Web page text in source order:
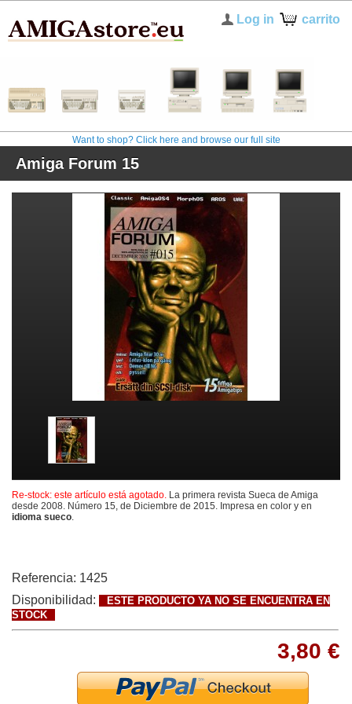
carrito
Log in
Want to shop? Click here and browse our full site
Amiga Forum 15
Re-stock: este artículo está agotado. La primera revista Sueca de Amiga
desde 2008. Número 15, de Diciembre de 2015. Impresa en color y en
idioma sueco.
Referencia: 1425
Disponibilidad:
ESTE PRODUCTO YA NO SE ENCUENTRA EN
STOCK
3,80 €